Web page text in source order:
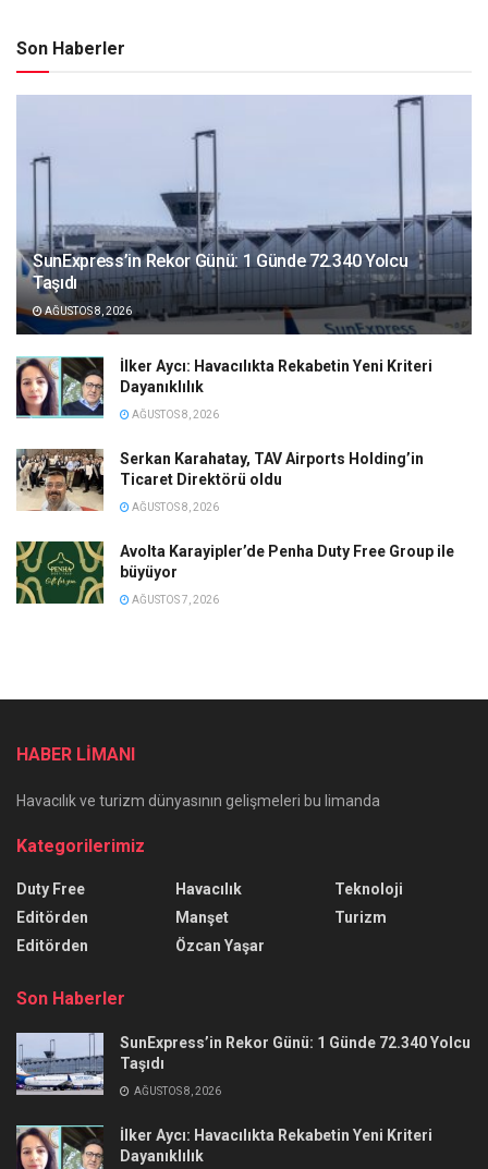
Son Haberler
SunExpress’in Rekor Günü: 1 Günde 72.340 Yolcu
Taşıdı
AĞUSTOS 8, 2026
İlker Aycı: Havacılıkta Rekabetin Yeni Kriteri
Dayanıklılık
AĞUSTOS 8, 2026
Serkan Karahatay, TAV Airports Holding’in
Ticaret Direktörü oldu
AĞUSTOS 8, 2026
Avolta Karayipler’de Penha Duty Free Group ile
büyüyor
AĞUSTOS 7, 2026
HABER LİMANI
Havacılık ve turizm dünyasının gelişmeleri bu limanda
Kategorilerimiz
Duty Free
Editörden
Editörden
Havacılık
Manşet
Özcan Yaşar
Teknoloji
Turizm
Son Haberler
SunExpress’in Rekor Günü: 1 Günde 72.340 Yolcu
Taşıdı
AĞUSTOS 8, 2026
İlker Aycı: Havacılıkta Rekabetin Yeni Kriteri
Dayanıklılık